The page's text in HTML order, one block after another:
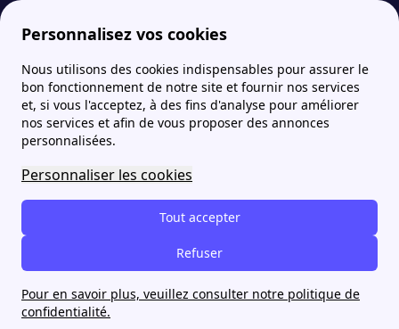
Personnalisez vos cookies
Nous utilisons des cookies indispensables pour assurer le
bon fonctionnement de notre site et fournir nos services
et, si vous l'acceptez, à des fins d'analyse pour améliorer
nos services et afin de vous proposer des annonces
personnalisées.
Personnaliser les cookies
Tout accepter
Refuser
Pour en savoir plus, veuillez consulter notre politique de
confidentialité.
electricite-agence Contrat énergie Contrat EDF : tout savoir
Contrat EDF : tout savoir
Table of Contents
Les contrats d'électricité d'EDF
Les contrats de gaz d'EDF
La mise en service des compteurs
Foire aux questions
Comment diminuer ma facture d'électricité ?